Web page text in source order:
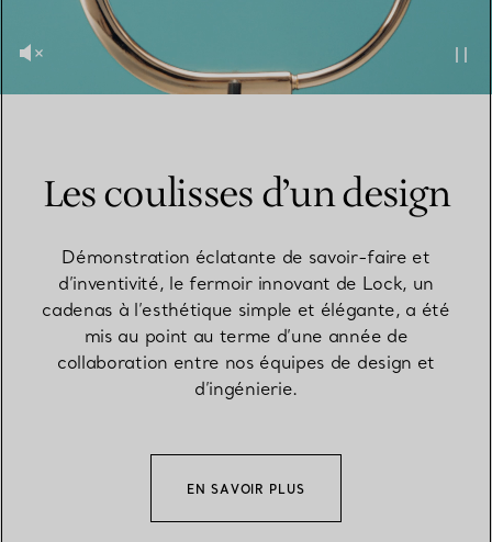
Les coulisses d’un design
Démonstration éclatante de savoir-faire et
d’inventivité, le fermoir innovant de Lock, un
cadenas à l’esthétique simple et élégante, a été
mis au point au terme d’une année de
collaboration entre nos équipes de design et
d’ingénierie.
EN SAVOIR PLUS